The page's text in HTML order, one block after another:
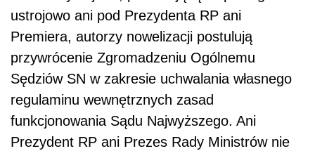
ustrojowo ani pod Prezydenta RP ani
Premiera, autorzy nowelizacji postulują
przywrócenie Zgromadzeniu Ogólnemu
Sędziów SN w zakresie uchwalania własnego
regulaminu wewnętrznych zasad
funkcjonowania Sądu Najwyższego. Ani
Prezydent RP ani Prezes Rady Ministrów nie